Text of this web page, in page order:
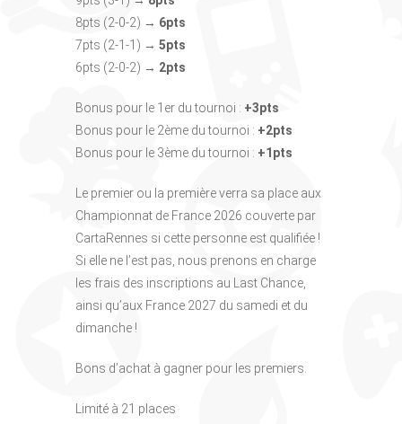
8pts (2-0-2) → 6pts
7pts (2-1-1) → 5pts
6pts (2-0-2) → 2pts
Bonus pour le 1er du tournoi : +3pts
Bonus pour le 2ème du tournoi : +2pts
Bonus pour le 3ème du tournoi : +1pts
Le premier ou la première verra sa place aux
Championnat de France 2026 couverte par
CartaRennes si cette personne est qualifiée !
Si elle ne l’est pas, nous prenons en charge
les frais des inscriptions au Last Chance,
ainsi qu’aux France 2027 du samedi et du
dimanche !
Bons d’achat à gagner pour les premiers.
Limité à 21 places